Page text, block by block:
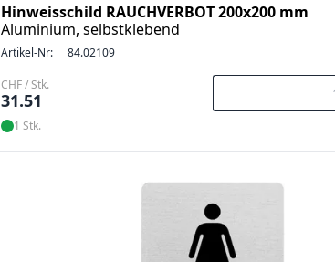
Hinweisschild RAUCHVERBOT 200x200 mm
Aluminium, selbstklebend
Artikel-Nr: 84.02109
CHF / Stk.
31.51
1 Stk.